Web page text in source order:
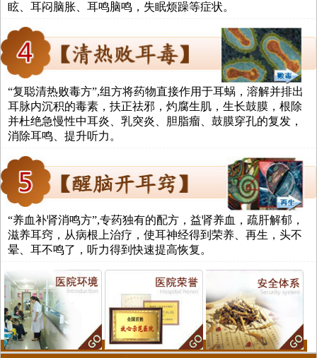
眩、耳闷脑胀、耳鸣脑鸣，失眠烦躁等症状。
“复聪清热败毒方”,组方将药物直接作用于耳蜗，溶解并排出
耳脉内沉积的毒素，扶正祛邪，灼腐生肌，生长鼓膜，根除
并杜绝急慢性中耳炎、乳突炎、胆脂瘤、鼓膜穿孔的复发，
消除耳鸣、提升听力。
“养血补肾消鸣方”,专药独有的配方，益肾养血，疏肝解郁，
滋养耳窍，从病根上治疗，使耳神经得到荣养、再生，头不
晕、耳不鸣了，听力得到快速提高恢复。